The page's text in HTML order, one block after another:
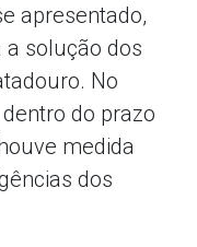
apresentado,
a solução dos
No
do prazo
medida
dos